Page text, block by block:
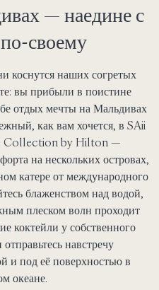
— наедине с
своему
коснутся наших согретых
вы прибыли в поистине
отдых мечты на Мальдивах
как вам хочется, в SAii
Collection by Hilton —
на нескольких островах,
катере от международного
блаженством над водой,
плеском волн проходит
коктейли у собственного
навстречу
и под её поверхностью в
океане.